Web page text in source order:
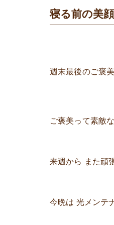
寝る前の美
週末最後のご褒美
ご褒美って素敵
来週から また頑
今晩は 光メンテ